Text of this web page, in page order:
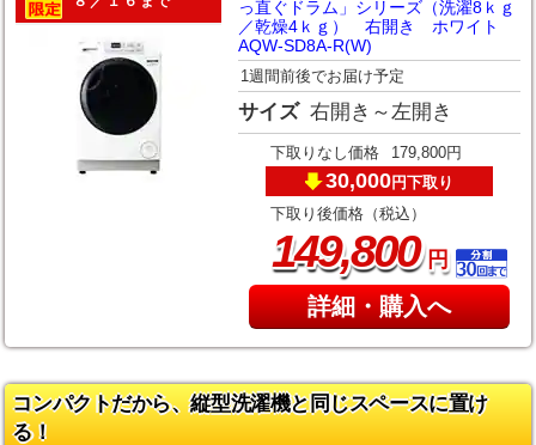
っ直ぐドラム」シリーズ（洗濯8ｋｇ
／乾燥4ｋｇ） 右開き ホワイト
AQW-SD8A-R(W)
1週間前後でお届け予定
サイズ 右開き～左開き
下取りなし価格 179,800円
30,000円下取り
下取り後価格（税込）
149,800円
詳細・購入へ
コンパクトだから、縦型洗濯機と同じスペースに置け
る！